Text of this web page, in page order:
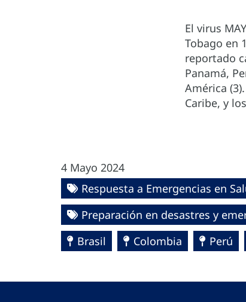
El virus
Tobago en
reportado
Panamá,
América
Caribe, y
4 Mayo 2024
Respuesta a Emergencias en
Preparación en desastres y
Brasil
Colombia Perú